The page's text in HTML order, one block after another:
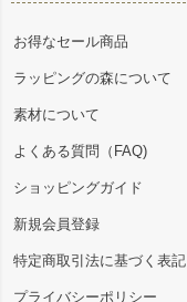
お得なセール商品
ラッピングの森について
素材について
よくある質問（FAQ)
ショッピングガイド
新規会員登録
特定商取引法に基づく表記
プライバシーポリシー